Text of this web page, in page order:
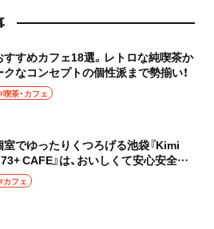
すすめカフェ18選。レトロな純喫茶か
クなコンセプトの個性派まで勢揃い！
喫茶・カフェ
でゆったりくつろげる池袋『Kimi
CAFE』は、おいしくて安心安全な
る自然派カフェ
カフェ